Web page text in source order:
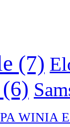
(7)
(6)
WINIA